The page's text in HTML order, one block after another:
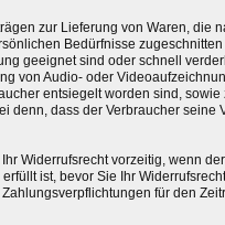
zur Lieferung von Waren, die
Bedürfnisse
geeignet sind oder schnell
von Audio- oder
entsiegelt worden sind,
denn, dass der Verbraucher seine
Widerrufsrecht vorzeitig, wenn
ist, bevor Sie Ihr
für den